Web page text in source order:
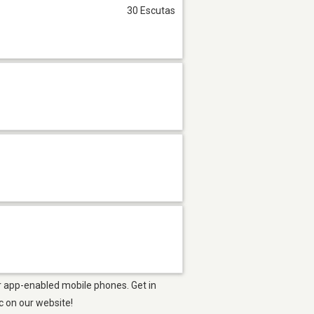
30 Escutas
enabled mobile phones. Get in
on our website!